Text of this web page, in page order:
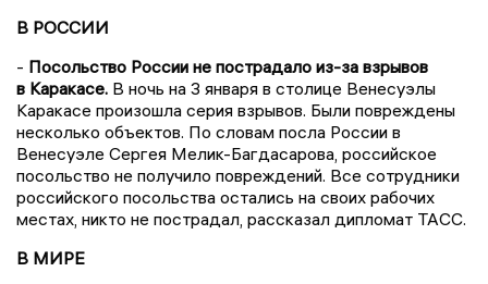
В РОССИИ
- Посольство России не пострадало из-за взрывов
в Каракасе. В ночь на 3 января в столице Венесуэлы
Каракасе произошла серия взрывов. Были повреждены
несколько объектов. По словам посла России в
Венесуэле Сергея Мелик-Багдасарова, российское
посольство не получило повреждений. Все сотрудники
российского посольства остались на своих рабочих
местах, никто не пострадал, рассказал дипломат ТАСС.
В МИРЕ